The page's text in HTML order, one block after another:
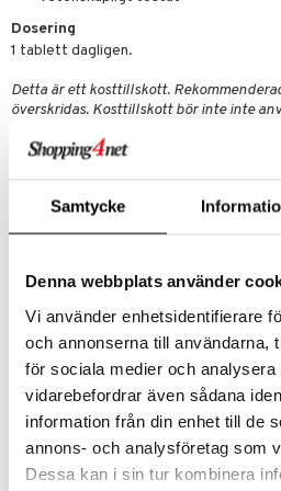
Samtycke
Denna webbplats använder
Vi använder enhetsidentifierare
och annonserna till användarna,
för sociala medier och
vidarebefordrar även sådana
information från din enhet till de
annons- och analysföretag som
Dessa kan i sin tur kombinera
Dosering
1 tablett dagligen.
Detta är ett kosttillskott.
överskridas. Kosttillskott bör inte inte
Ingredienser
Niacin (nikotinamid)
Pantotensyra (D-pantotenat, kalcium)
Vitamin B6 (pyridoxinhydroklorid)
Vitamin B1 (tiaminhydroklorid)
Vitamin B2 (riboflavin)
Ytbehandlingsmedel:
Klumpförebyggande medel:
Konsistensmedel: Kiseldioxid
Folsyra (pteroylmonoglutaminsyra)
Biotin (D-biotin)
Färgämne: Titandioxid, riboflavin
Innehåll per dagsdos: 1 tablett %DRI*